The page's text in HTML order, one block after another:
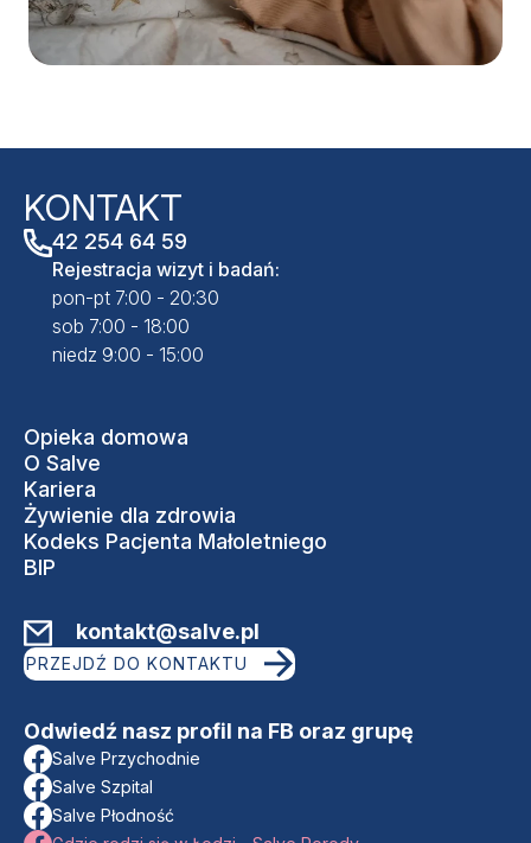
KONTAKT
42 254 64 59
Rejestracja wizyt i badań:
pon-pt 7:00 - 20:30
sob 7:00 - 18:00
niedz 9:00 - 15:00
Opieka domowa
O Salve
Kariera
Żywienie dla zdrowia
Kodeks Pacjenta Małoletniego
BIP
kontakt@salve.pl
PRZEJDŹ DO KONTAKTU
Odwiedź nasz profil na FB oraz grupę
Salve Przychodnie
Salve Szpital
Salve Płodność